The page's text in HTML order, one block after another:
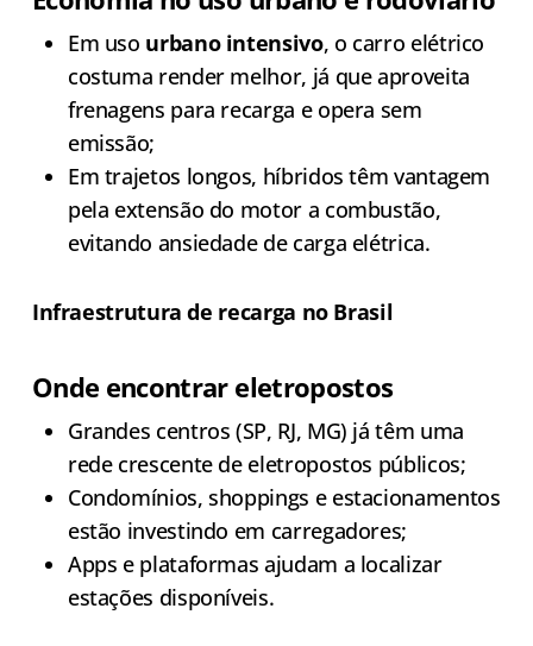
Em uso urbano intensivo, o carro elétrico
costuma render melhor, já que aproveita
frenagens para recarga e opera sem
emissão;
Em trajetos longos, híbridos têm vantagem
pela extensão do motor a combustão,
evitando ansiedade de carga elétrica.
Infraestrutura de recarga no Brasil
Onde encontrar eletropostos
Grandes centros (SP, RJ, MG) já têm uma
rede crescente de eletropostos públicos;
Condomínios, shoppings e estacionamentos
estão investindo em carregadores;
Apps e plataformas ajudam a localizar
estações disponíveis.